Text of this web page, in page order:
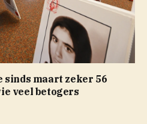
sinds maart zeker 56
veel betogers